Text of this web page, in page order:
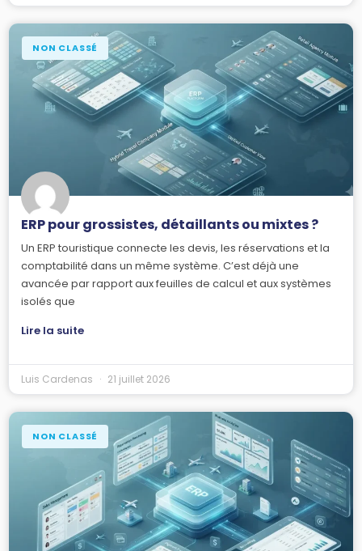
NON CLASSÉ
ERP pour grossistes, détaillants ou mixtes ?
Un ERP touristique connecte les devis, les réservations et la
comptabilité dans un même système. C’est déjà une
avancée par rapport aux feuilles de calcul et aux systèmes
isolés que
Lire la suite
Luis Cardenas 21 juillet 2026
NON CLASSÉ